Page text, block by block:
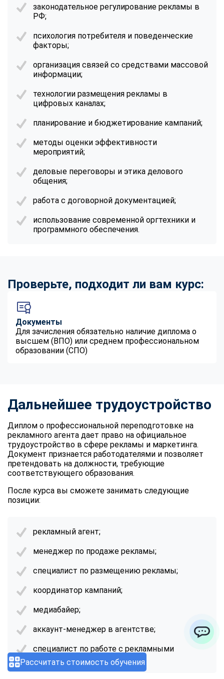
Рассчитать стоимость обучения
законодательное регулирование рекламы в
РФ;
психология потребителя и поведенческие
факторы;
организация связей со средствами массовой
информации;
технологии размещения рекламы в
цифровых каналах;
планирование и бюджетирование кампаний;
методы оценки эффективности
мероприятий;
деловые переговоры и этика делового
общения;
работа с договорной документацией;
использование современной оргтехники и
программного обеспечения.
Проверьте, подходит ли вам курс:
Документы
Для зачисления обязательно наличие диплома о
высшем (ВПО) или среднем профессиональном
образовании (СПО)
Дальнейшее трудоустройство
Диплом о профессиональной переподготовке на
рекламного агента дает право на официальное
трудоустройство в сфере рекламы и маркетинга.
Документ признается работодателями и позволяет
претендовать на должности, требующие
соответствующего образования.
После курса вы сможете занимать следующие
позиции:
рекламный агент;
менеджер по продаже рекламы;
специалист по размещению рекламы;
координатор кампаний;
медиабайер;
аккаунт-менеджер в агентстве;
специалист по работе с рекламными
ChatApp
online
Свяжитесь с нами через любой удобный мессенджер!
Vkontakte EMail
ChatApp